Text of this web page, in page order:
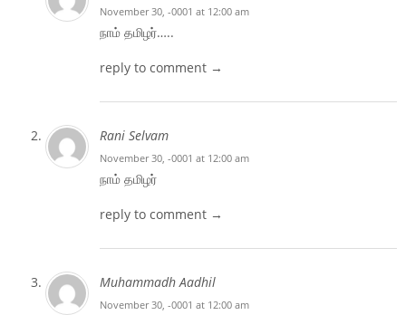
November 30, -0001 at 12:00 am
நாம் தமிழர்…..
reply to comment →
Rani Selvam
November 30, -0001 at 12:00 am
நாம் தமிழர்
reply to comment →
Muhammadh Aadhil
November 30, -0001 at 12:00 am